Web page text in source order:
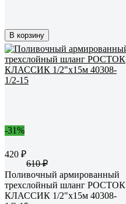
В корзину
-31%
420 ₽
610 ₽
Поливочный армированный
трехслойный шланг РОСТОК
КЛАССИК 1/2"х15м 40308-